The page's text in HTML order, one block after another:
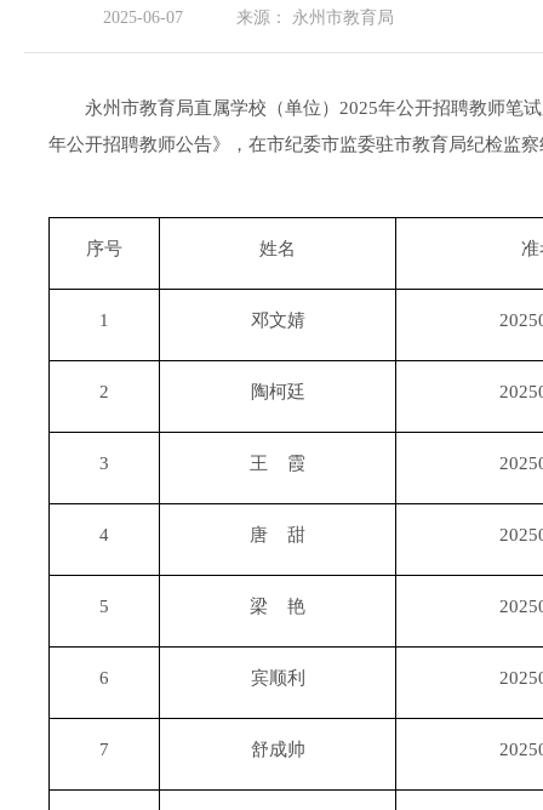
2025-06-07 来源： 永州市教育局
永州市教育局直属学校（单位） 2025年公开招聘教师笔
年公开招聘教师公告》，在市纪委市监委驻市教育局纪检监察
序号 姓名 准
1 邓文婧
2 陶柯廷
3 王 霞
4 唐 甜
5 梁 艳
6 宾顺利
7 舒成帅